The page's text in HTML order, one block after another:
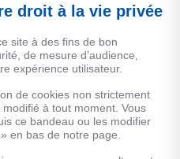
LEGALES
droit à la vie privée
site à des fins de bon
de mesure d’audience,
expérience utilisateur.
de cookies non strictement
à tout moment. Vous
ce bandeau ou les modifier
en bas de notre page.